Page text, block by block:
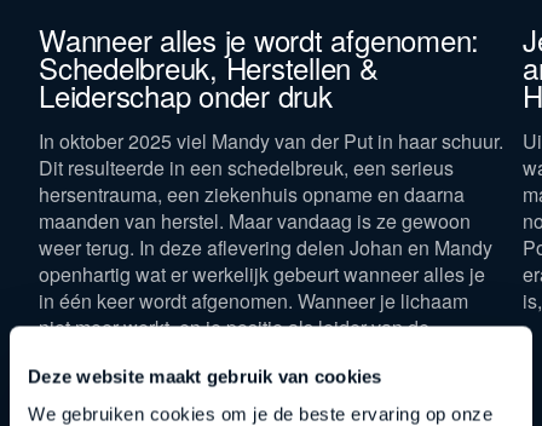
Deze website maakt gebruik van cookies
We gebruiken cookies om je de beste ervaring op onze
Bedrijfsomzet *
Houd mij op de hoogte van Straight-Line nieuws
Met het versturen van dit formulier ga je akkoord
met onzeprivacyverklaring.
Download nu
Wanneer alles je wordt afgenomen:
Schedelbreuk, Herstellen &
Leiderschap onder druk
In oktober 2025 viel Mandy van der Put in haar schuur.
Dit resulteerde in een schedelbreuk, een serieus
hersentrauma, een ziekenhuis opname en daarna
maanden van herstel. Maar vandaag is ze gewoon
weer terug. In deze aflevering delen Johan en Mandy
openhartig wat er werkelijk gebeurt wanneer alles je
in één keer wordt afgenomen. Wanneer je lichaam
niet meer werkt, en je positie als leider van de
moet worden aan iemand anders.